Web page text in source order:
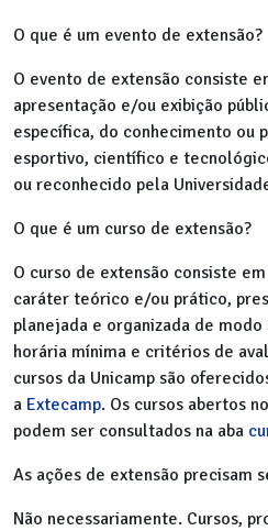
O que é um evento de extensão?
O evento de extensão consiste
apresentação e/ou exibição
específica, do conhecimento ou
esportivo, científico e
ou reconhecido pela
O que é um curso de extensão?
O curso de extensão consiste
caráter teórico e/ou prático,
planejada e organizada de
horária mínima e critérios de
cursos da Unicamp são
a Extecamp. Os cursos abertos
podem ser consultados na aba
As ações de extensão precisam
Não necessariamente. Cursos,